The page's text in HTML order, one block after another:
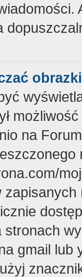
na
stronach
gmail lub